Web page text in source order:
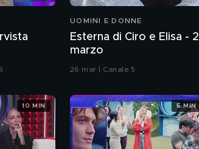
UOMINI E DONNE
Esterna di Ciro e Elisa -
marzo
26 mar | Canale 5
10 MIN 5 MIN